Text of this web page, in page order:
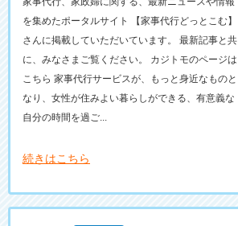
を集めたポータルサイト 【家事代行どっとこむ】
さんに掲載していただいています。 最新記事と共
に、みなさまご覧ください。 カジトモのページは
こちら 家事代行サービスが、もっと身近なものと
なり、女性が住みよい暮らしができる、有意義な
自分の時間を過ご...
続きはこちら